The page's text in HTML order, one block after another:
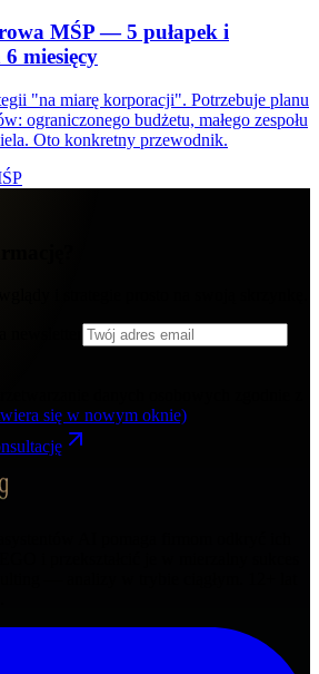
MŚP — 5 pułapek i
miesięcy
"na miarę korporacji". Potrzebuje planu
ograniczonego budżetu, małego zespołu
Oto konkretny przewodnik.
się w nowym oknie)